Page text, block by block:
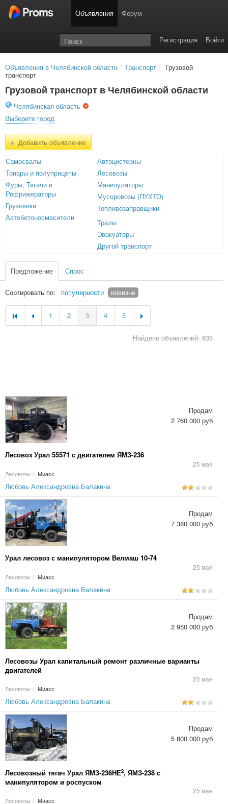
Объявления Форум
Войти
Регистрация
Объявления в Челябинской области / Транспорт / Грузовой
транспорт
Грузовой транспорт в Челябинской области
Челябинская область
Выберите город
+Добавить объявление
Самосвалы
Тонары и полуприцепы
Фуры, Тягачи и
Рефрижераторы
Грузовики
Автобетоносмесители
Автоцистерны
Лесовозы
Манипуляторы
Мусоровозы (ПУХТО)
Топливозаправщики
Тралы
Эвакуаторы
Другой транспорт
Предложение Спрос
Сортировать по: популярности новизне
1 2 3 4 5
Найдено объявлений: 835
Лесовоз Урал 55571 с двигателем ЯМЗ-236
25 мая
Лесовозы / Миасс
Продам
2 760 000 руб
Любовь Александровна Балакина
Урал лесовоз с манипулятором Велмаш 10-74
25 мая
Лесовозы / Миасс
Продам
7 380 000 руб
Любовь Александровна Балакина
Лесовозы Урал капитальный ремонт различные варианты
двигателей
25 мая
Лесовозы / Миасс
Продам
2 950 000 руб
Любовь Александровна Балакина
Лесовозный тягач Урал ЯМЗ-236НЕ2, ЯМЗ-238 с
манипулятором и роспуском
25 мая
Лесовозы / Миасс
Продам
5 800 000 руб